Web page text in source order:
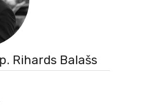
Rihards Balašs